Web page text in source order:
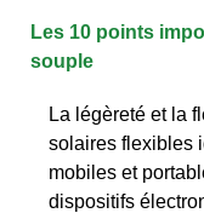
Les 10 points
souple
La légèreté et la
solaires flexibles
mobiles et
dispositifs